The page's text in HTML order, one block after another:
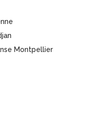
Montpellier